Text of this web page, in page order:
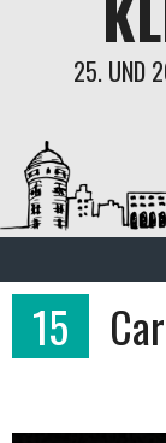
25. UND
15